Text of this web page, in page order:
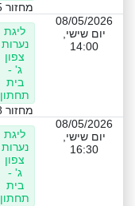
מחזור 5
08/05/2026
יום שישי,
14:00
ליגת
נערות
צפון
ג' -
בית
תחתון
מחזור 8
08/05/2026
יום שישי,
16:30
ליגת
נערות
צפון
ג' -
בית
תחתון